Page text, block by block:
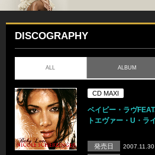
DISCOGRAPHY
ALL ALBUM
CD MAXI
ベイビー・ラヴ
トエヴァー・U・ラ
発売日 2007.11.30